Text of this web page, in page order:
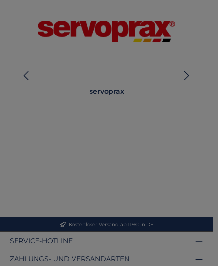
servoprax
Kostenloser Versand ab 119€ in DE
SERVICE-HOTLINE
ZAHLUNGS- UND VERSANDARTEN